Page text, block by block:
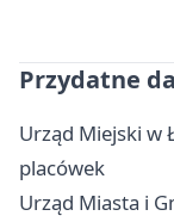
Przydatne
Urząd Miejski w
placówek
Urząd Miasta i